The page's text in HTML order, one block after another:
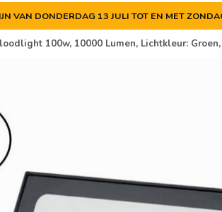
VAN DONDERDAG 13 JULI TOT EN MET
100w, 10000 Lumen, Lichtkleur: